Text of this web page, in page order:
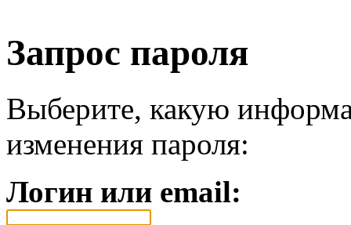
Запрос пароля
Выберите, какую
изменения пароля:
Логин или email: